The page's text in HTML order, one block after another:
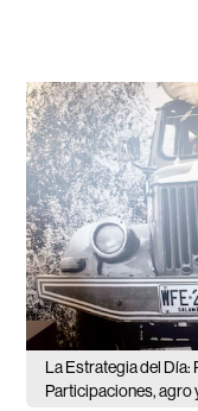
La Estrategia del Día:
Participaciones, agro